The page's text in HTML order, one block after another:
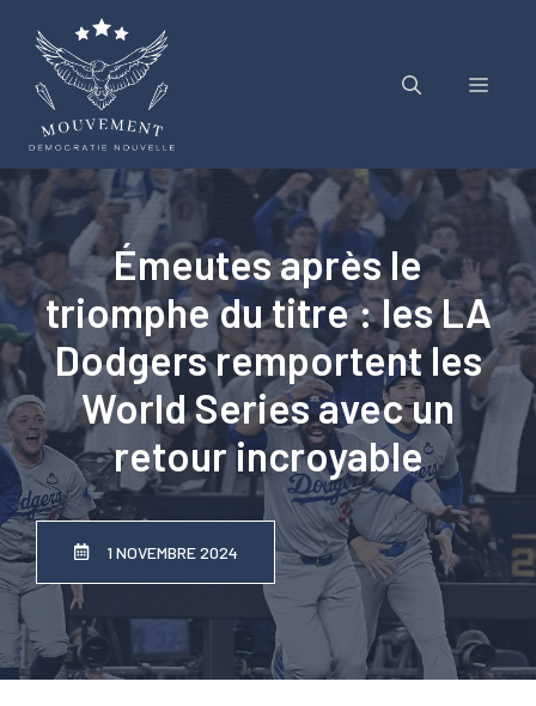
contenu
Menu
Émeutes après le
triomphe du titre : les LA
Dodgers remportent les
World Series avec un
retour incroyable
1 NOVEMBRE 2024